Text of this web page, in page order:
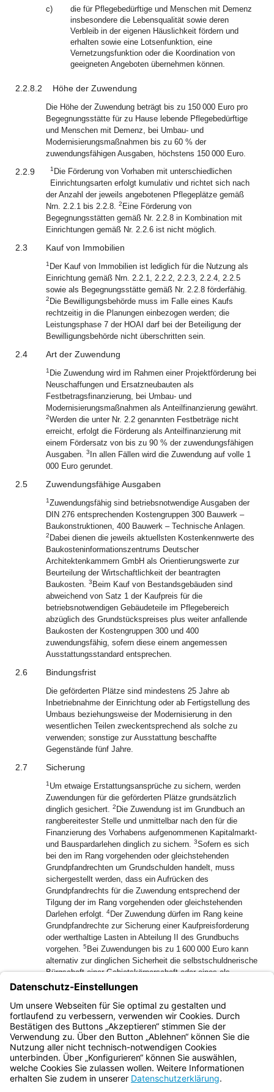
c)
die für Pflegebedürftige und Menschen mit Demenz
insbesondere die Lebensqualität sowie deren
Verbleib in der eigenen Häuslichkeit fördern und
erhalten sowie eine Lotsenfunktion, eine
Vernetzungsfunktion oder die Koordination von
geeigneten Angeboten übernehmen können.
2.2.8.2 Höhe der Zuwendung
Die Höhe der Zuwendung beträgt bis zu 150 000 Euro pro
Begegnungsstätte für zu Hause lebende Pflegebedürftige
und Menschen mit Demenz, bei Umbau- und
Modernisierungsmaßnahmen bis zu 60 % der
zuwendungsfähigen Ausgaben, höchstens 150 000 Euro.
2.2.9 1 Die Förderung von Vorhaben mit unterschiedlichen
Einrichtungsarten erfolgt kumulativ und richtet sich nach
der Anzahl der jeweils angebotenen Pflegeplätze gemäß
Nrn. 2.2.1 bis 2.2.8. 2 Eine Förderung von
Begegnungsstätten gemäß Nr. 2.2.8 in Kombination mit
Einrichtungen gemäß Nr. 2.2.6 ist nicht möglich.
2.3 Kauf von Immobilien
1 Der Kauf von Immobilien ist lediglich für die Nutzung als
Einrichtung gemäß Nrn. 2.2.1, 2.2.2, 2.2.3, 2.2.4, 2.2.5
sowie als Begegnungsstätte gemäß Nr. 2.2.8 förderfähig.
2 Die Bewilligungsbehörde muss im Falle eines Kaufs
rechtzeitig in die Planungen einbezogen werden; die
Leistungsphase 7 der HOAI darf bei der Beteiligung der
Bewilligungsbehörde nicht überschritten sein.
2.4 Art der Zuwendung
1 Die Zuwendung wird im Rahmen einer Projektförderung bei
Neuschaffungen und Ersatzneubauten als
Festbetragsfinanzierung, bei Umbau- und
Modernisierungsmaßnahmen als Anteilfinanzierung gewährt.
2Werden die unter Nr. 2.2 genannten Festbeträge nicht
erreicht, erfolgt die Förderung als Anteilfinanzierung mit
einem Fördersatz von bis zu 90 % der zuwendungsfähigen
Ausgaben. 3 In allen Fällen wird die Zuwendung auf volle 1
000 Euro gerundet.
2.5 Zuwendungsfähige Ausgaben
1Zuwendungsfähig sind betriebsnotwendige Ausgaben der
DIN 276 entsprechenden Kostengruppen 300 Bauwerk –
Baukonstruktionen, 400 Bauwerk – Technische Anlagen.
2 Dabei dienen die jeweils aktuellsten Kostenkennwerte des
Baukosteninformationszentrums Deutscher
Architektenkammern GmbH als Orientierungswerte zur
Beurteilung der Wirtschaftlichkeit der beantragten
Baukosten. 3 Beim Kauf von Bestandsgebäuden sind
abweichend von Satz 1 der Kaufpreis für die
betriebsnotwendigen Gebäudeteile im Pflegebereich
abzüglich des Grundstückspreises plus weiter anfallende
Baukosten der Kostengruppen 300 und 400
zuwendungsfähig, sofern diese einem angemessen
Ausstattungsstandard entsprechen.
2.6 Bindungsfrist
Die geförderten Plätze sind mindestens 25 Jahre ab
Inbetriebnahme der Einrichtung oder ab Fertigstellung des
Umbaus beziehungsweise der Modernisierung in den
wesentlichen Teilen zweckentsprechend als solche zu
verwenden; sonstige zur Ausstattung beschaffte
Gegenstände fünf Jahre.
2.7 Sicherung
1Um etwaige Erstattungsansprüche zu sichern, werden
Zuwendungen für die geförderten Plätze grundsätzlich
dinglich gesichert. 2 Die Zuwendung ist im Grundbuch an
rangbereitester Stelle und unmittelbar nach den für die
Finanzierung des Vorhabens aufgenommenen Kapitalmarkt-
und Bauspardarlehen dinglich zu sichern. 3Sofern es sich
bei den im Rang vorgehenden oder gleichstehenden
Grundpfandrechten um Grundschulden handelt, muss
sichergestellt werden, dass ein Aufrücken des
Grundpfandrechts für die Zuwendung entsprechend der
Tilgung der im Rang vorgehenden oder gleichstehenden
Darlehen erfolgt. 4Der Zuwendung dürfen im Rang keine
Grundpfandrechte zur Sicherung einer Kaufpreisforderung
oder werthaltige Lasten in Abteilung II des Grundbuchs
vorgehen. 5 Bei Zuwendungen bis zu 1 600 000 Euro kann
alternativ zur dinglichen Sicherheit die selbstschuldnerische
Bürgschaft einer Gebietskörperschaft oder eines als
Steuerbürge zugelassenen Kreditinstituts mit Sitz in der
Europäischen Union vorgelegt werden.
Gebietskörperschaften ist regelmäßig keine dingliche
Sicherung erforderlich.
Bayern.de
BayernPortal